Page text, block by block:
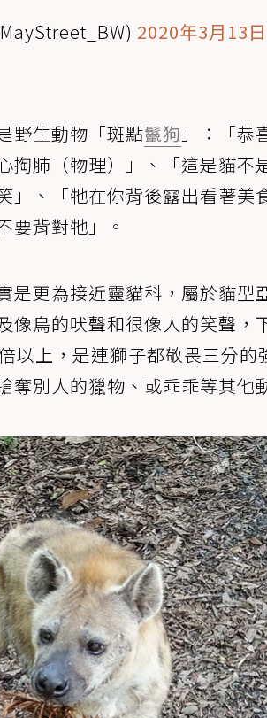
2020年3月13日
野生動物「斑點鬣狗 」：「恭
掏肺（物理）」、「這是貓不
」、「牠在你背後露出看著美
要背對牠」。
是更為接近靈貓科，屬於貓型
像鳥的吠聲和很像人的笑聲，
以上，是連獅子都敬畏三分的
奪別人的獵物、或乖乖等其他